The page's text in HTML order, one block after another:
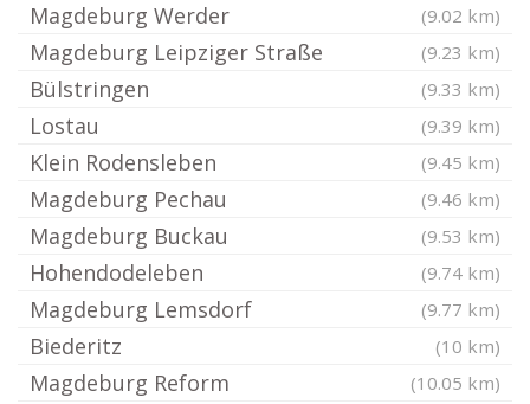
Magdeburg Werder (9.02 km)
Magdeburg Leipziger Straße (9.23 km)
Bülstringen (9.33 km)
Lostau (9.39 km)
Klein Rodensleben (9.45 km)
Magdeburg Pechau (9.46 km)
Magdeburg Buckau (9.53 km)
Hohendodeleben (9.74 km)
Magdeburg Lemsdorf (9.77 km)
Biederitz (10 km)
Magdeburg Reform (10.05 km)